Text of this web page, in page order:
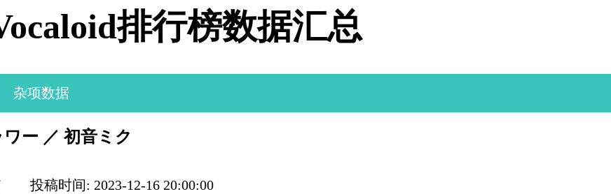
排行榜数据汇总
杂项数据
ー ／ 初音ミク
投稿时间: 2023-12-16 20:00:00